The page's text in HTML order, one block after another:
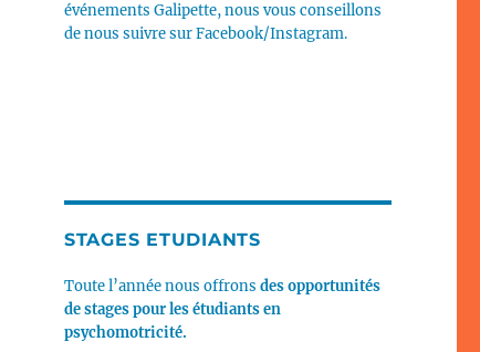
événements Galipette, nous vous conseillons
de nous suivre sur Facebook/Instagram.
STAGES ETUDIANTS
Toute l’année nous offrons des opportunités
de stages pour les étudiants en
psychomotricité.